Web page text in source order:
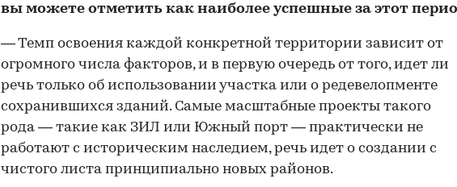
вы можете отметить как наиболее успешные за этот
— Темп освоения каждой конкретной территории зависит от
огромного числа факторов, и в первую очередь от того, идет ли
речь только об использовании участка или о редевелопменте
сохранившихся зданий. Самые масштабные проекты такого
рода — такие как ЗИЛ или Южный порт — практически не
работают с историческим наследием, речь идет о создании с
чистого листа принципиально новых районов.